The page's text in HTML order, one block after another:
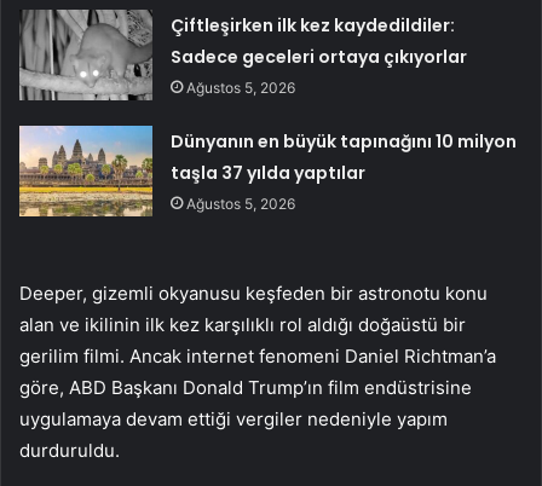
Çiftleşirken ilk kez kaydedildiler:
Sadece geceleri ortaya çıkıyorlar
Ağustos 5, 2026
Dünyanın en büyük tapınağını 10 milyon
taşla 37 yılda yaptılar
Ağustos 5, 2026
Deeper, gizemli okyanusu keşfeden bir astronotu konu
alan ve ikilinin ilk kez karşılıklı rol aldığı doğaüstü bir
gerilim filmi. Ancak internet fenomeni Daniel Richtman’a
göre, ABD Başkanı Donald Trump’ın film endüstrisine
uygulamaya devam ettiği vergiler nedeniyle yapım
durduruldu.